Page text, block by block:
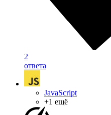
2
ответа
JavaScript
+1 ещё